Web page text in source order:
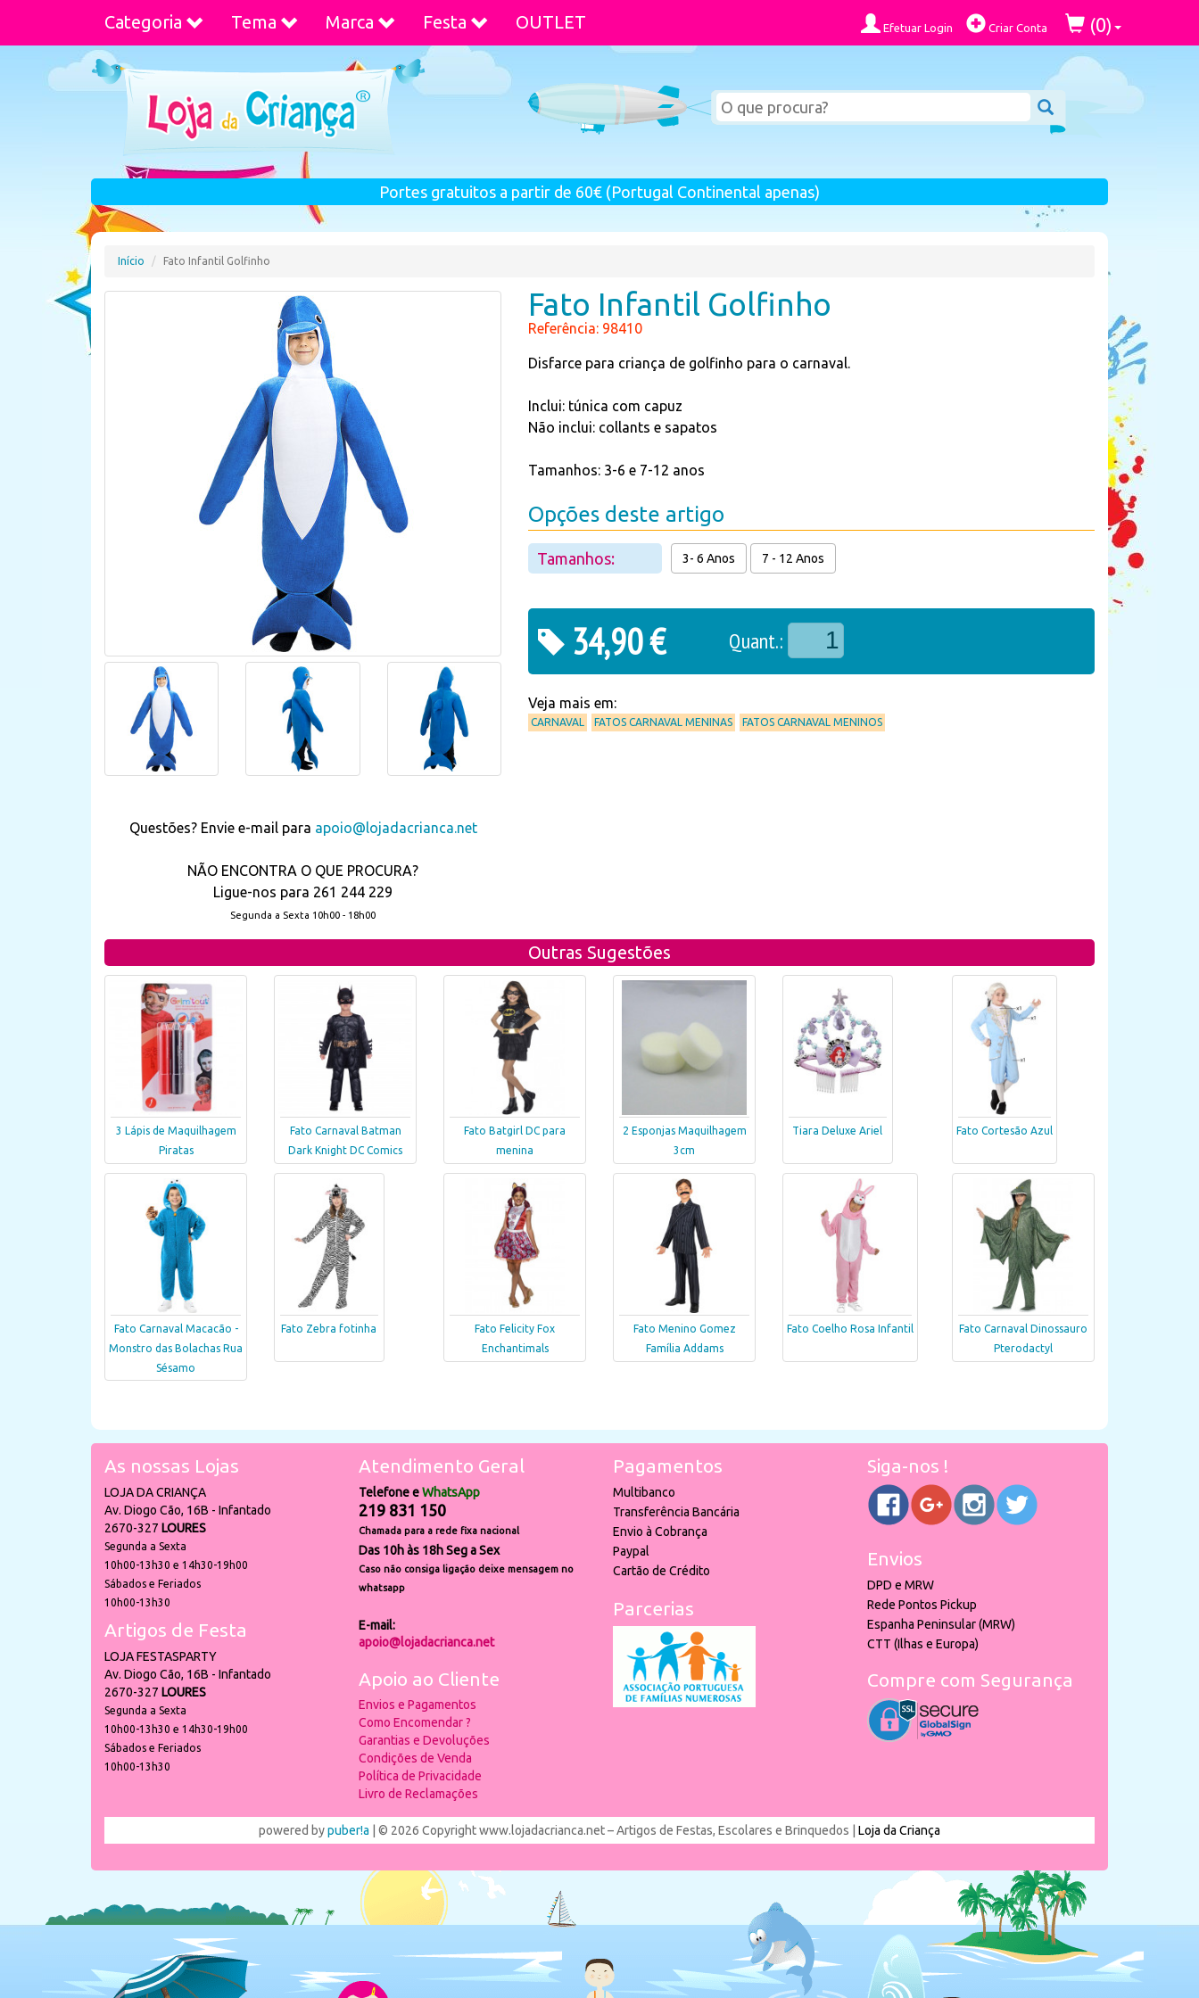
Categoria Tema Marca Festa OUTLET Efetuar Login Criar Conta (0)
Portes gratuitos a partir de 60€ (Portugal Continental apenas)
Início Fato Infantil Golfinho
Questões? Envie e-mail para apoio@lojadacrianca.net
NÃO ENCONTRA O QUE PROCURA?
Ligue-nos para 261 244 229
Segunda a Sexta 10h00 - 18h00
Fato Infantil Golfinho
Referência: 98410
Disfarce para criança de golfinho para o carnaval.
Inclui: túnica com capuz
Não inclui: collants e sapatos
Tamanhos: 3-6 e 7-12 anos
Opções deste artigo
Tamanhos: 3- 6 Anos 7 - 12 Anos
34,90 € Quant.:
Veja mais em:
CARNAVAL FATOS CARNAVAL MENINAS FATOS CARNAVAL MENINOS
Outras Sugestões
3 Lápis de Maquilhagem
Piratas
Fato Carnaval Batman
Dark Knight DC Comics
Fato Batgirl DC para
menina
2 Esponjas Maquilhagem
3cm
Tiara Deluxe Ariel Fato Cortesão Azul
Fato Carnaval Macacão -
Monstro das Bolachas Rua
Sésamo
Fato Zebra fotinha
Fato Felicity Fox
Enchantimals
Fato Menino Gomez
Família Addams
Fato Coelho Rosa Infantil
Fato Carnaval Dinossauro
Pterodactyl
As nossas Lojas
LOJA DA CRIANÇA
Av. Diogo Cão, 16B - Infantado
2670-327 LOURES
Segunda a Sexta
10h00-13h30 e 14h30-19h00
Sábados e Feriados
10h00-13h30
Artigos de Festa
LOJA FESTASPARTY
Av. Diogo Cão, 16B - Infantado
2670-327 LOURES
Segunda a Sexta
10h00-13h30 e 14h30-19h00
Sábados e Feriados
10h00-13h30
Atendimento Geral
Telefone eWhatsApp
219 831 150
Chamada para a rede fixa nacional
Das 10h às 18h Seg a Sex
Caso não consiga ligação deixe mensagem no
whatsapp
E-mail:
apoio@lojadacrianca.net
Apoio ao Cliente
Envios e Pagamentos
Como Encomendar ?
Garantias e Devoluções
Condições de Venda
Política de Privacidade
Livro de Reclamações
Pagamentos
Multibanco
Transferência Bancária
Envio à Cobrança
Paypal
Cartão de Crédito
Parcerias
Siga-nos !
Envios
DPD e MRW
Rede Pontos Pickup
Espanha Peninsular (MRW)
CTT (Ilhas e Europa)
Compre com Segurança
powered bypuber!a | © 2026 Copyright www.lojadacrianca.net – Artigos de Festas, Escolares e Brinquedos | Loja da Criança